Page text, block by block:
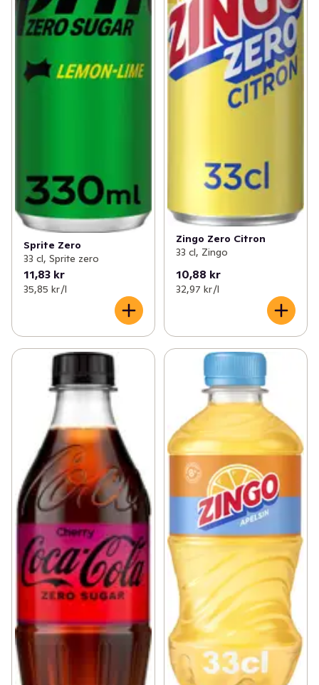
Sprite Zero
33 cl, Sprite zero
11,83 kr
35,85 kr /l
Zingo Zero Citron
33 cl, Zingo
10,88 kr
32,97 kr /l